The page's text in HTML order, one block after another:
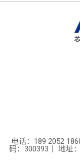
电话：189 2052
码：300393｜ 地址